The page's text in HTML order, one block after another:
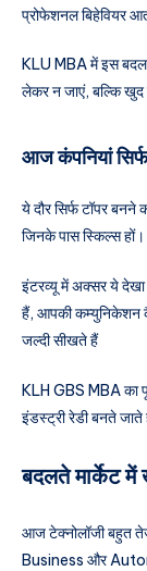
प्रोफेशनल बिहेवियर
KLU MBA में इस
लेकर न जाएं, बल्कि खुद
आज कंपनियां
ये दौर सिर्फ टॉपर बनने
जिनके पास स्किल्स हों।
इंटरव्यू में अक्सर ये
हैं, आपकी कम्युनिकेशन
जल्दी सीखते हैं
KLH GBS MBA का
इंडस्ट्री रेडी बनते जाते
बदलते मार्केट
आज टेक्नोलॉजी बहुत
Business और